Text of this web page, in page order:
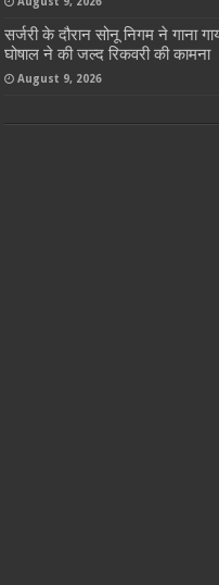
सर्जरी के दौरान सोनू निगम ने गाना
घोषाल ने की जल्द रिकवरी की कामना
August 9, 2026